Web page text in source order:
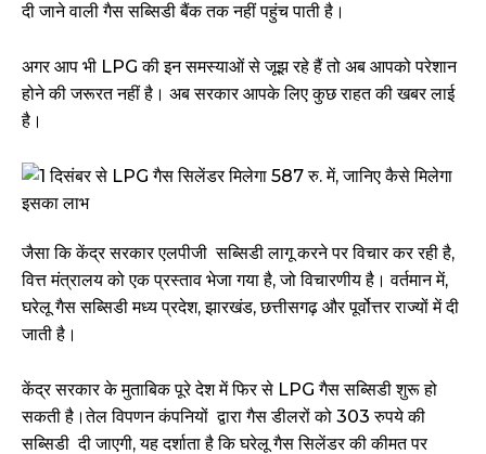
दी जाने वाली गैस सब्सिडी बैंक तक नहीं पहुंच पाती है।
अगर आप भी LPG की इन समस्याओं से जूझ रहे हैं तो अब आपको परेशान
होने की जरूरत नहीं है। अब सरकार आपके लिए कुछ राहत की खबर लाई
है।
जैसा कि केंद्र सरकार एलपीजी सब्सिडी लागू करने पर विचार कर रही है,
वित्त मंत्रालय को एक प्रस्ताव भेजा गया है, जो विचारणीय है। वर्तमान में,
घरेलू गैस सब्सिडी मध्य प्रदेश, झारखंड, छत्तीसगढ़ और पूर्वोत्तर राज्यों में दी
जाती है।
केंद्र सरकार के मुताबिक पूरे देश में फिर से LPG गैस सब्सिडी शुरू हो
सकती है।तेल विपणन कंपनियों द्वारा गैस डीलरों को 303 रुपये की
सब्सिडी दी जाएगी, यह दर्शाता है कि घरेलू गैस सिलेंडर की कीमत पर